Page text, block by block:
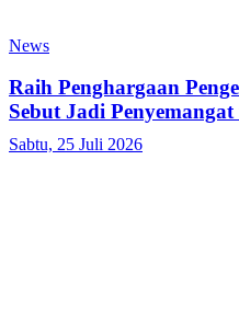
News
Raih Penghargaan
Sebut Jadi
Sabtu, 25 Juli 2026